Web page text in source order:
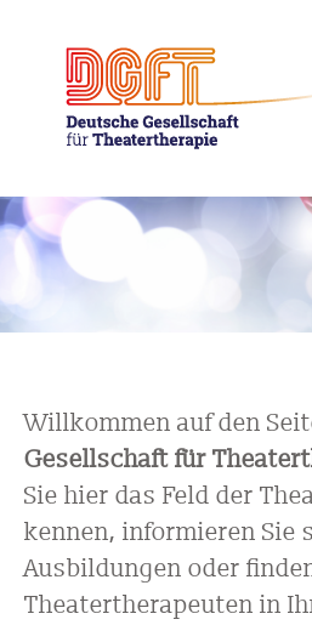
springen
Willkommen auf den
Gesellschaft für
Sie hier das Feld der
kennen, informieren Sie
Ausbildungen oder
Theatertherapeuten in